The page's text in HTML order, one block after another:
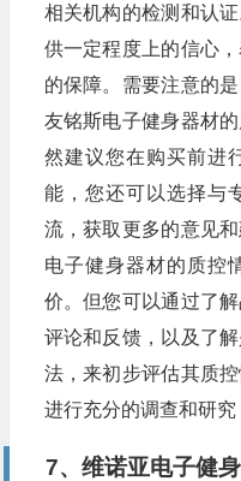
相关机构的检测和认
供一定程度上的信心
的保障。需要注意的
友铭斯电子健身器材
然建议您在购买前进
能，您还可以选择与
流，获取更多的意见
电子健身器材的质控
价。但您可以通过了
评论和反馈，以及了
法，来初步评估其质
进行充分的调查和研究
7、维诺亚电子健